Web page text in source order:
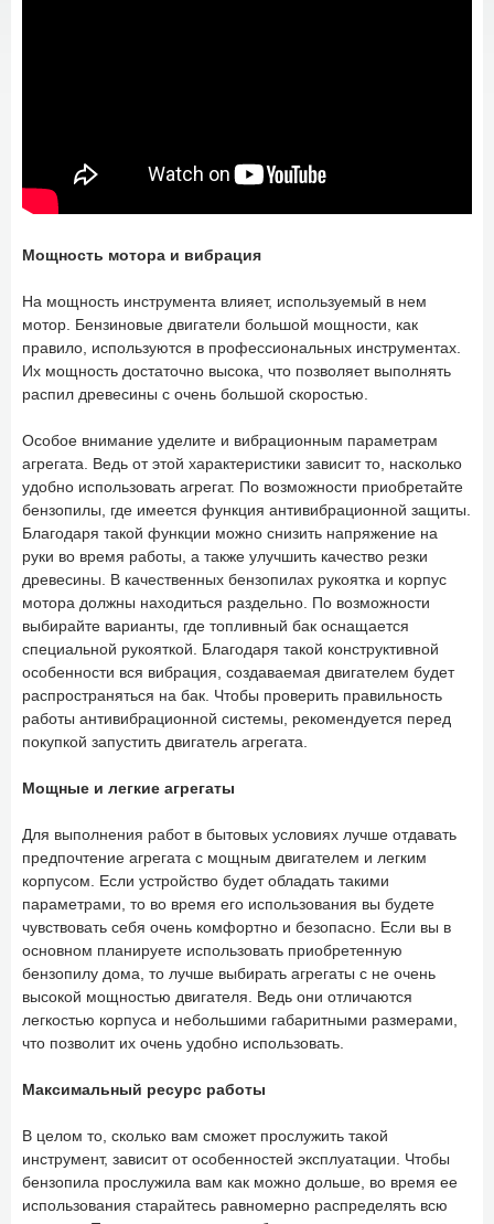
Мощность мотора и вибрация
На мощность инструмента влияет, используемый в нем
мотор. Бензиновые двигатели большой мощности, как
правило, используются в профессиональных инструментах.
Их мощность достаточно высока, что позволяет выполнять
распил древесины с очень большой скоростью.
Особое внимание уделите и вибрационным параметрам
агрегата. Ведь от этой характеристики зависит то, насколько
удобно использовать агрегат. По возможности приобретайте
бензопилы, где имеется функция антивибрационной защиты.
Благодаря такой функции можно снизить напряжение на
руки во время работы, а также улучшить качество резки
древесины. В качественных бензопилах рукоятка и корпус
мотора должны находиться раздельно. По возможности
выбирайте варианты, где топливный бак оснащается
специальной рукояткой. Благодаря такой конструктивной
особенности вся вибрация, создаваемая двигателем будет
распространяться на бак. Чтобы проверить правильность
работы антивибрационной системы, рекомендуется перед
покупкой запустить двигатель агрегата.
Мощные и легкие агрегаты
Для выполнения работ в бытовых условиях лучше отдавать
предпочтение агрегата с мощным двигателем и легким
корпусом. Если устройство будет обладать такими
параметрами, то во время его использования вы будете
чувствовать себя очень комфортно и безопасно. Если вы в
основном планируете использовать приобретенную
бензопилу дома, то лучше выбирать агрегаты с не очень
высокой мощностью двигателя. Ведь они отличаются
легкостью корпуса и небольшими габаритными размерами,
что позволит их очень удобно использовать.
Максимальный ресурс работы
В целом то, сколько вам сможет прослужить такой
инструмент, зависит от особенностей эксплуатации. Чтобы
бензопила прослужила вам как можно дольше, во время ее
использования старайтесь равномерно распределять всю